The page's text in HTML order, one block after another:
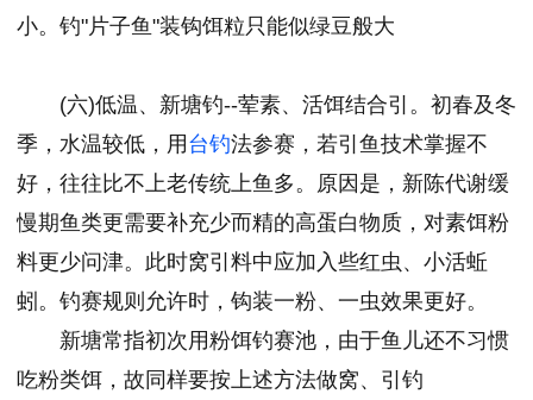
小。钓"片子鱼"装钩饵粒只能似绿豆般大
(六)低温、新塘钓--荤素、活饵结合引。初春及冬
季，水温较低，用 台钓法参赛，若引鱼技术掌握不
好，往往比不上老传统上鱼多。原因是，新陈代谢缓
慢期鱼类更需要补充少而精的高蛋白物质，对素饵粉
料更少问津。此时窝引料中应加入些红虫、小活蚯
蚓。钓赛规则允许时，钩装一粉、一虫效果更好。
新塘常指初次用粉饵钓赛池，由于鱼儿还不习惯
吃粉类饵，故同样要按上述方法做窝、引钓